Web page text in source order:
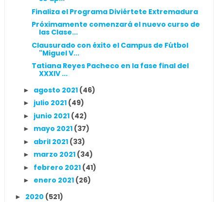
Finaliza el Programa Diviértete Extremadura
Próximamente comenzará el nuevo curso de
las Clase...
Clausurado con éxito el Campus de Fútbol
"Miguel V...
Tatiana Reyes Pacheco en la fase final del
XXXIV ...
► agosto 2021 (46)
► julio 2021 (49)
► junio 2021 (42)
► mayo 2021 (37)
► abril 2021 (33)
► marzo 2021 (34)
► febrero 2021 (41)
► enero 2021 (26)
► 2020 (521)